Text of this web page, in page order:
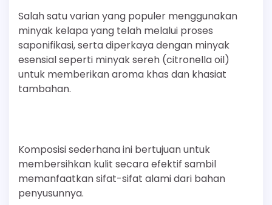
Salah satu varian yang populer menggunakan
minyak kelapa yang telah melalui proses
saponifikasi, serta diperkaya dengan minyak
esensial seperti minyak sereh (citronella oil)
untuk memberikan aroma khas dan khasiat
tambahan.
Komposisi sederhana ini bertujuan untuk
membersihkan kulit secara efektif sambil
memanfaatkan sifat-sifat alami dari bahan
penyusunnya.